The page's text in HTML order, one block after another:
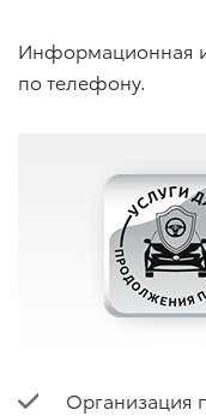
Информационная
по телефону.
Организация